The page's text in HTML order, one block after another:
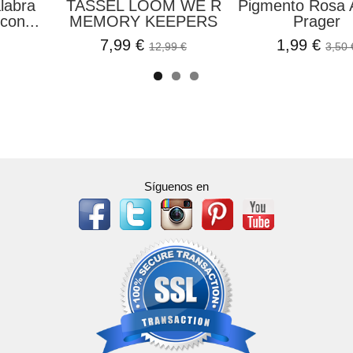
Kora
Anillas o Espirales
Varios Colores...
1,25 €
Set de
Mintay
3,99 €
Síguenos en